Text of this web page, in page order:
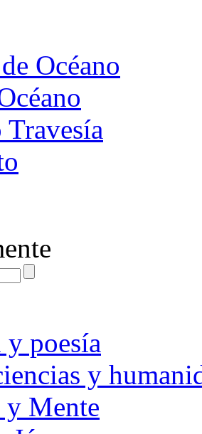
Océano
Travesía
poesía
y
y Mente